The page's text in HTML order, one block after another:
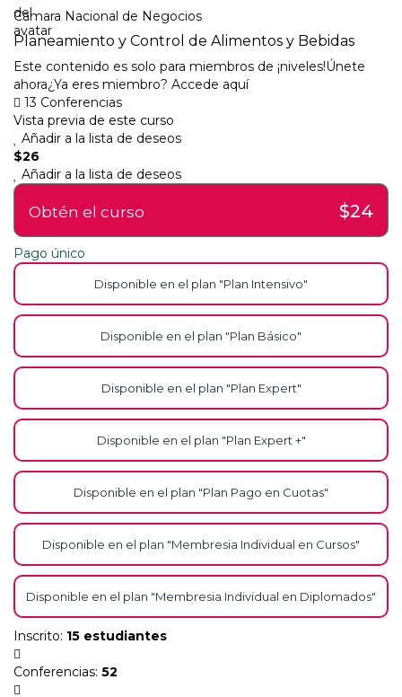
Camara Nacional de Negocios
Planeamiento y Control de Alimentos y Bebidas
Este contenido es solo para miembros de ¡niveles!Únete
ahora¿Ya eres miembro? Accede aquí
13 Conferencias
Vista previa de este curso
Añadir a la lista de deseos
$26
Añadir a la lista de deseos
Obtén el curso $24
Pago único
Disponible en el plan "Plan Intensivo"
Disponible en el plan "Plan Básico"
Disponible en el plan "Plan Expert"
Disponible en el plan "Plan Expert +"
Disponible en el plan "Plan Pago en Cuotas"
Disponible en el plan "Membresia Individual en Cursos"
Disponible en el plan "Membresia Individual en Diplomados"
Inscrito: 15 estudiantes
Conferencias: 52